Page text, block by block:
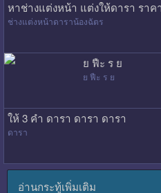
หาช่างแต่งหน้า แต่งให้ดารา ราค
ช่างแต่งหน้าดาราน้องฉัตร
ย ฟืะ ร ย
ย ฟืะ ร ย
ให้ 3 คำ ดารา ดารา ดารา
ดารา
อ่านกระทู้เพิ่มเติม